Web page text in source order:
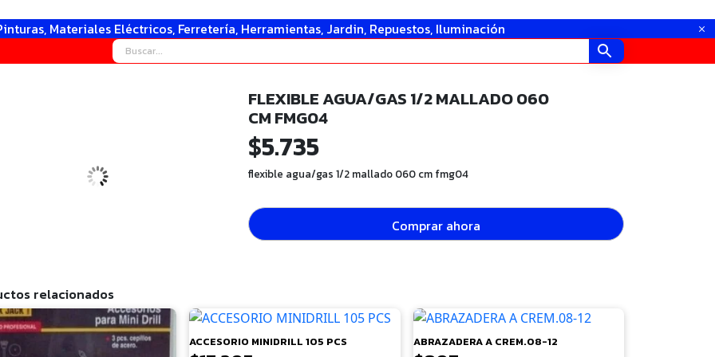
Materiales Eléctricos, Ferretería, Herramientas, Jardin, Repuestos, Iluminación
FLEXIBLE AGUA/GAS 1/2 MALLADO 060
CM FMG04
$5.735
flexible agua/gas 1/2 mallado 060 cm fmg04
Comprar ahora
relacionados
ACCESORIO MINIDRILL 105 PCS ABRAZADERA A CREM.08-12